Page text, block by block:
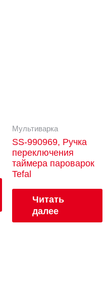
Мультиварка
SS-990969, Ручка
переключения
таймера пароварок
Tefal
Читать
далее